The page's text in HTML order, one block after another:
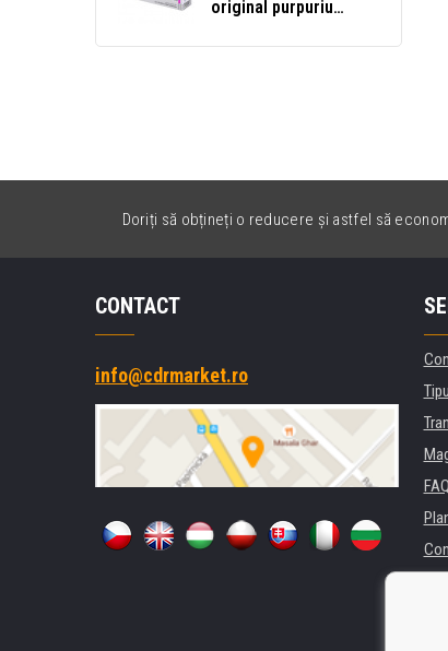
original purpuriu
Doriți să obțineți o reducere și astfel să
CONTACT
info@cdrmarket.ro
FAQ